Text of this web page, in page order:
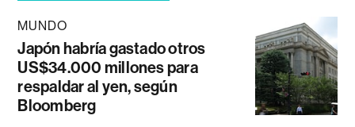
MUNDO
Japón habría gastado otros
US$34.000 millones para
respaldar al yen, según
Bloomberg